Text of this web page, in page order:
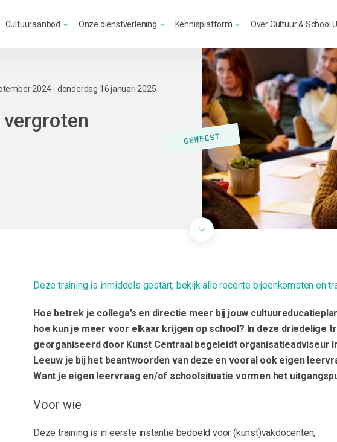
Cultuuraanbod Onze dienstverlening Kennisplatform Over Cultuur & School
2024 - donderdag 16 januari 2025
vergroten
Deze training is inmiddels gestart, bekijk alle recente bijeenkomsten en
Hoe betrek je collega’s en directie meer bij jouw
hoe kun je meer voor elkaar krijgen op school? In deze driedelige
georganiseerd door Kunst Centraal begeleidt organisatieadviseur
Leeuw je bij het beantwoorden van deze en vooral ook eigen
Want je eigen leervraag en/of schoolsituatie vormen het
Voor wie
Deze training is in eerste instantie bedoeld voor (kunst)vakdocenten,